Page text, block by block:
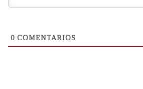
0 COMENTARIOS